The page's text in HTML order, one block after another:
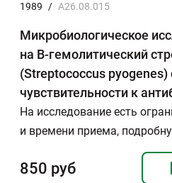
1989 / A26.08.015
Микробиологическое
на B-гемолитический
(Streptococcus
чувствительности к
На исследование есть
и времени приема,
850 руб